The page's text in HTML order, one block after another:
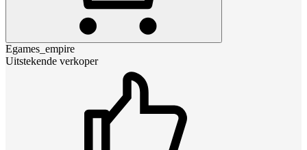
Egames_empire
Uitstekende verkoper